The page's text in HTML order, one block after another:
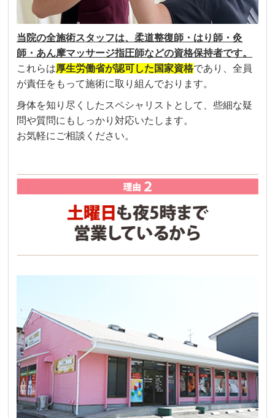
当院の全施術スタッフは、柔道整復師・はり師・灸
師・あん摩マッサージ指圧師などの資格保持者です。
これらは厚生労働省が認可した国家資格であり、全員
が責任をもって施術に取り組んでおります。
身体を知り尽くしたスペシャリストとして、些細な疑
問や質問にもしっかり対応いたします。
お気軽にご相談ください。